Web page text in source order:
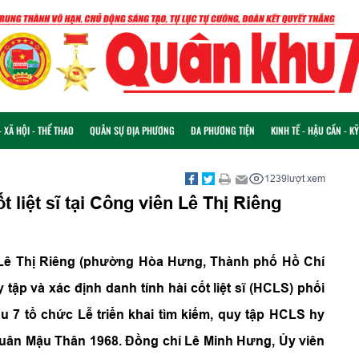
XÃ HỘI - THỂ THAO QUÂN SỰ ĐỊA PHƯƠNG ĐA PHƯƠNG TIỆN KINH TẾ - HẬU CẦN -
1239lượt xem
liệt sĩ tại Công viên Lê Thị Riêng
Thị Riêng (phường Hòa Hưng, Thành phố Hồ Chí
tập và xác định danh tính hài cốt liệt sĩ (HCLS) phối
7 tổ chức Lễ triển khai tìm kiếm, quy tập HCLS hy
Mậu Thân 1968. Đồng chí Lê Minh Hưng, Ủy viên